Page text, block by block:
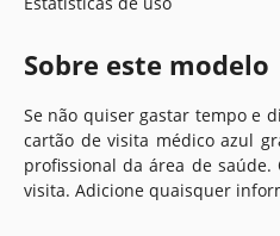
Sobre este modelo
Se não quiser gastar tempo e
cartão de visita médico azul
profissional da área de
visita. Adicione quaisquer